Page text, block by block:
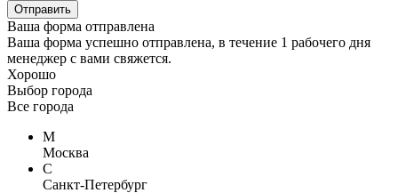
Отправить
Ваша форма отправлена
Ваша форма успешно отправлена, в течение 1 рабочего дня
менеджер с вами свяжется.
Хорошо
Выбор города
Все города
М
Москва
С
Санкт-Петербург